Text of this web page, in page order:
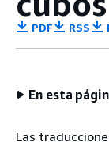
PDF RSS
En esta
Las